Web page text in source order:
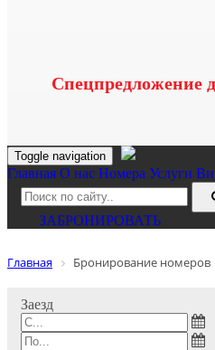
Спецпредложение
Toggle navigation
Главная O нас Номера Услуги
ЗАБРОНИРОВАТЬ
Главная Бронирование номеров
Заезд